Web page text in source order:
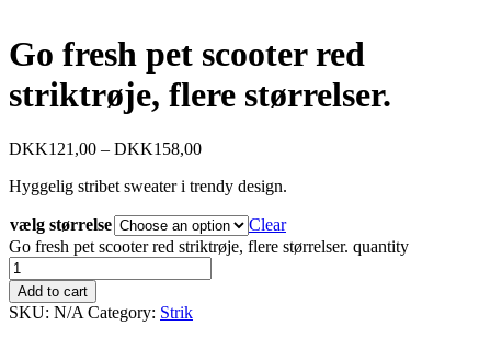
Go fresh pet scooter red
striktrøje, flere størrelser.
DKK121,00 – DKK158,00
Hyggelig stribet sweater i trendy design.
vælg størrelse
Clear
Go fresh pet scooter red striktrøje, flere størrelser. quantity
Add to cart
SKU: N/A Category: Strik